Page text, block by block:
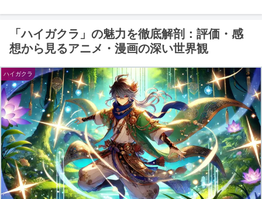
「ハイガクラ」の魅力を徹底解剖：評価・感
想から見るアニメ・漫画の深い世界観
ハイガクラ